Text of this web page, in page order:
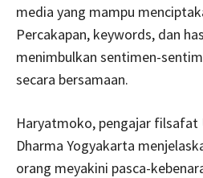
media yang mampu
Percakapan, keywords, dan
menimbulkan sentimen-
secara bersamaan.
Haryatmoko, pengajar filsafat
Dharma Yogyakarta
orang meyakini pasca-